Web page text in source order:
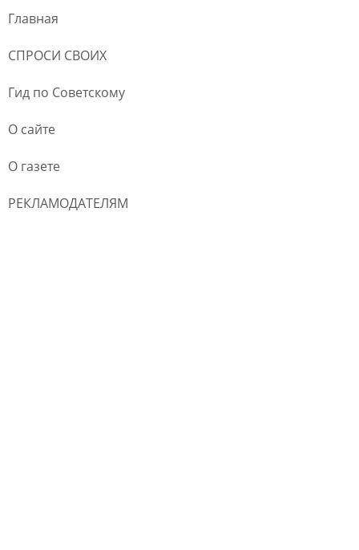
Главная
СПРОСИ СВОИХ
Гид по Советскому
О сайте
О газете
РЕКЛАМОДАТЕЛЯМ